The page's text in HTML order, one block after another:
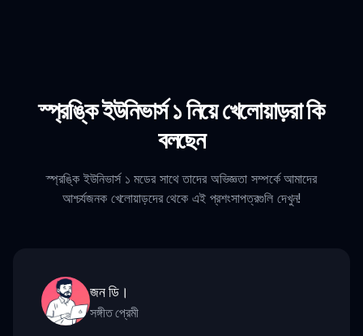
স্প্রঙ্কি ইউনিভার্স ১ নিয়ে খেলোয়াড়রা কি
বলছেন
স্প্রঙ্কি ইউনিভার্স ১ মডের সাথে তাদের অভিজ্ঞতা সম্পর্কে আমাদের
আশ্চর্যজনক খেলোয়াড়দের থেকে এই প্রশংসাপত্রগুলি দেখুন!
জন ডি।
সঙ্গীত প্রেমী